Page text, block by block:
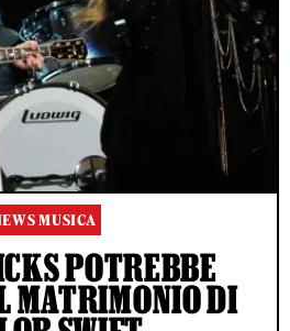
MUSICA
POTREBBE
MATRIMONIO DI